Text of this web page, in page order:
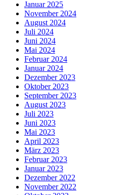
Januar 2025
November 2024
August 2024
Juli 2024
Juni 2024
Mai 2024
Februar 2024
Januar 2024
Dezember 2023
Oktober 2023
September 2023
August 2023
Juli 2023
Juni 2023
Mai 2023
April 2023
März 2023
Februar 2023
Januar 2023
Dezember 2022
November 2022